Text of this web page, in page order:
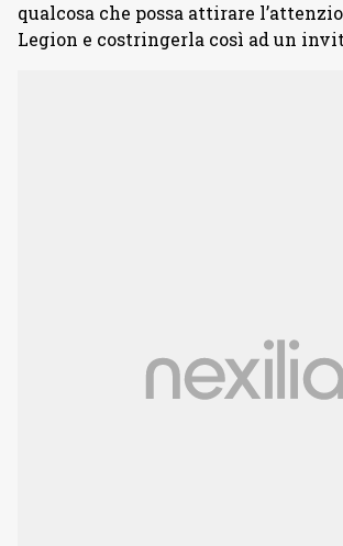
qualcosa che possa attirare
Legion e costringerla così ad un